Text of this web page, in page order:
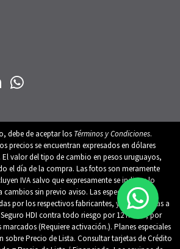
debe de aceptar los Términos y Condiciones.
precios se encuentran expresados en dólares
El valor del tipo de cambio en pesos uruguayos,
el día de la compra. Las fotos son meramente
IVA salvo que expresamente se indique lo
sin previo aviso. Las especificaciones
por los respectivos fabricantes, y están sujetas a
HDI contra todo riesgo por 12 meses, por
(Requiere activación.). Planes especiales
sobre Precio de Lista. Consultar tarjetas de Crédito